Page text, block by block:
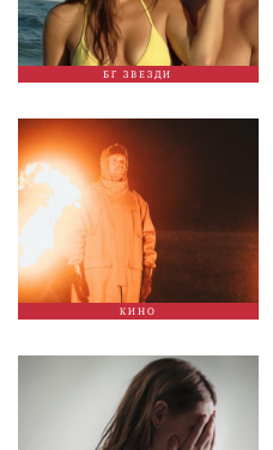
БГ ЗВЕЗДИ
КИНО